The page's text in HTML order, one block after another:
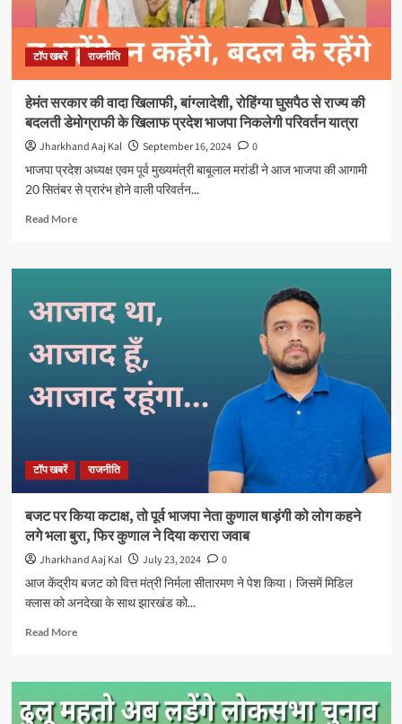
सांसद
प्रतिनिधि
बनने
तक
टॉप खबरें राजनीति
हेमंत सरकार की वादा खिलाफी, बांग्लादेशी, रोहिंग्या घुसपैठ से राज्य की
बदलती डेमोग्राफी के खिलाफ प्रदेश भाजपा निकलेगी परिवर्तन यात्रा
Jharkhand Aaj Kal September 16, 2024
0
भाजपा प्रदेश अध्यक्ष एवम पूर्व मुख्यमंत्री बाबूलाल मरांडी ने आज भाजपा की आगामी
20 सितंबर से प्रारंभ होने वाली परिवर्तन...
Read MoreRead
हेमंत
की
वादा
बांग्लादेशी,
घुसपैठ
से
डेमोग्राफी
खिलाफ
प्रदेश
भाजपा
निकलेगी
यात्रा
टॉप खबरें राजनीति
बजट पर किया कटाक्ष, तो पूर्व भाजपा नेता कुणाल षाड़ंगी को लोग कहने
लगे भला बुरा, फिर कुणाल ने दिया करारा जवाब
Jharkhand Aaj Kal July 23, 2024
0
आज केंद्रीय बजट को वित्त मंत्री निर्मला सीतारमण ने पेश किया। जिसमें मिडिल
क्लास को अनदेखा के साथ झारखंड को...
Read MoreRead
बजट
पर
किया